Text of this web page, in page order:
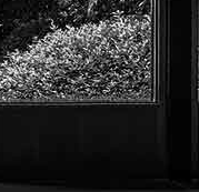
d'Arts